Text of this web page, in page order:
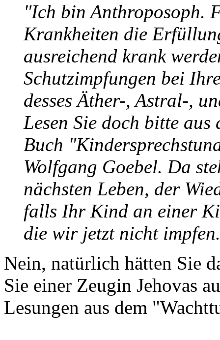
"Ich bin Anthroposoph.
Krankheiten die
ausreichend krank
Schutzimpfungen bei
desses Äther-, Astral-,
Lesen Sie doch bitte
Buch
Wolfgang Goebel. Da
nächsten Leben, der
falls Ihr Kind an einer
die wir jetzt nicht
Nein, natürlich hätten Sie
Sie einer Zeugin Jehovas
Lesungen aus dem